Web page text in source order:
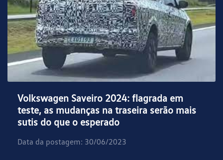
Volkswagen Saveiro 2024: flagrada em
teste, as mudanças na traseira serão mais
sutis do que o esperado
Data da postagem: 30/06/2023